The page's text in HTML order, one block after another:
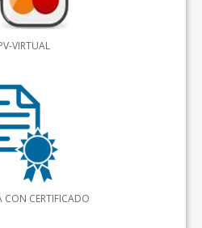
VIRTUAL
CON CERTIFICADO